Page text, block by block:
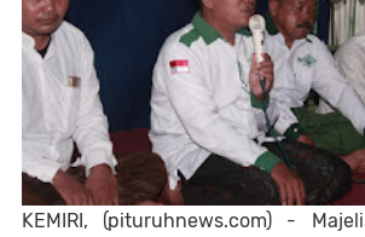
KEMIRI, (pituruhnews.com) -